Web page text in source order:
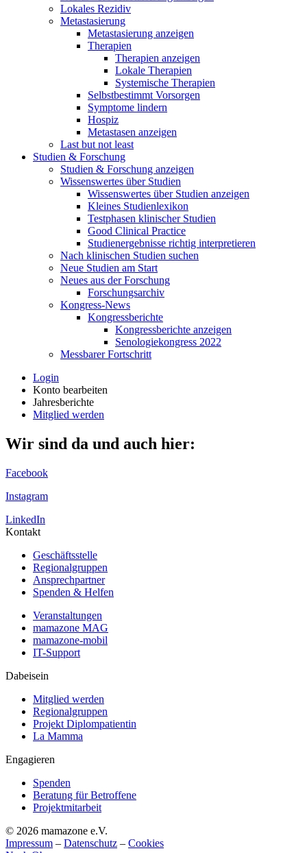
Lokales Rezidiv
Metastasierung
Metastasierung anzeigen
Therapien
Therapien anzeigen
Lokale Therapien
Systemische Therapien
Selbstbestimmt Vorsorgen
Symptome lindern
Hospiz
Metastasen anzeigen
Last but not least
Studien & Forschung
Studien & Forschung anzeigen
Wissenswertes über Studien
Wissenswertes über Studien anzeigen
Kleines Studienlexikon
Testphasen klinischer Studien
Good Clinical Practice
Studienergebnisse richtig interpretieren
Nach klinischen Studien suchen
Neue Studien am Start
Neues aus der Forschung
Forschungsarchiv
Kongress-News
Kongressberichte
Kongressberichte anzeigen
Senologiekongress 2022
Messbarer Fortschritt
Login
Konto bearbeiten
Jahresberichte
Mitglied werden
Wir sind da und auch hier:
Facebook
Instagram
LinkedIn
Kontakt
Geschäftsstelle
Regionalgruppen
Ansprechpartner
Spenden & Helfen
Veranstaltungen
mamazone MAG
mamazone-mobil
IT-Support
Dabeisein
Mitglied werden
Regionalgruppen
Projekt Diplompatientin
La Mamma
Engagieren
Spenden
Beratung für Betroffene
Projektmitarbeit
© 2026 mamazone e.V.
Impressum – Datenschutz – Cookies